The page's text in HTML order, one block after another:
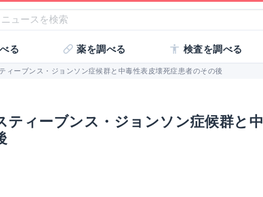
る 薬を調べる 検査を調べる
ィーブンス・ジョンソン症候群と中毒性表皮壊死症患者のその後
ティーブンス・ジョンソン症候群と中